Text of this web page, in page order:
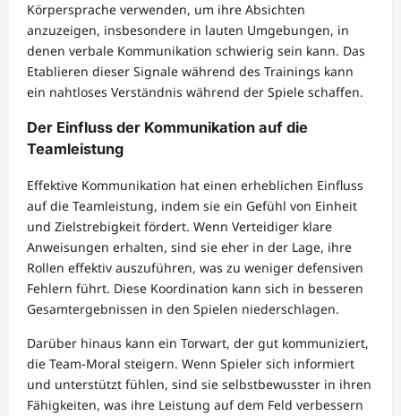
Körpersprache verwenden, um ihre Absichten
anzuzeigen, insbesondere in lauten Umgebungen, in
denen verbale Kommunikation schwierig sein kann. Das
Etablieren dieser Signale während des Trainings kann
ein nahtloses Verständnis während der Spiele schaffen.
Der Einfluss der Kommunikation auf die
Teamleistung
Effektive Kommunikation hat einen erheblichen Einfluss
auf die Teamleistung, indem sie ein Gefühl von Einheit
und Zielstrebigkeit fördert. Wenn Verteidiger klare
Anweisungen erhalten, sind sie eher in der Lage, ihre
Rollen effektiv auszuführen, was zu weniger defensiven
Fehlern führt. Diese Koordination kann sich in besseren
Gesamtergebnissen in den Spielen niederschlagen.
Darüber hinaus kann ein Torwart, der gut kommuniziert,
die Team-Moral steigern. Wenn Spieler sich informiert
und unterstützt fühlen, sind sie selbstbewusster in ihren
Fähigkeiten, was ihre Leistung auf dem Feld verbessern